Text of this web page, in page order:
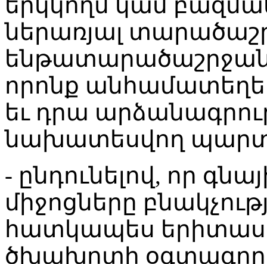
ներառյալ
որոնք
եւ դրա
նախատեսվող
- ընդունելով, որ
միջոցները
հատկապես
ծխախոտի